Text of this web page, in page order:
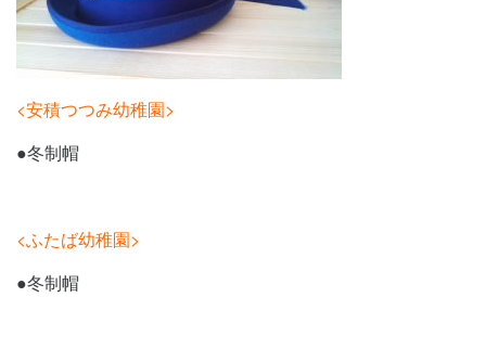
<安積つつみ幼稚園>
●冬制帽
<ふたば幼稚園>
●冬制帽